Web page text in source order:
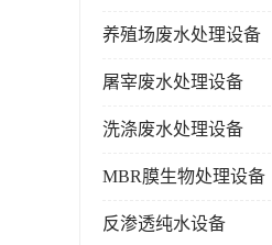
养殖场废水处理设备
屠宰废水处理设备
洗涤废水处理设备
MBR膜生物处理设备
反渗透纯水设备